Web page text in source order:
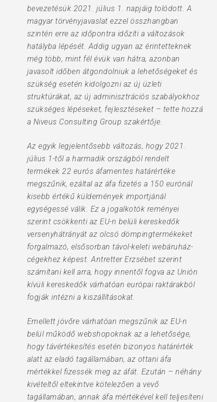
bevezetésük 2021. július 1. napjáig tolódott. A
magyar törvényjavaslat ezzel összhangban
szintén erre az időpontra időzíti a változások
hatályba lépését. Addig ugyan az érintetteknek
még több, mint fél évük van hátra, azonban
javasolt időben átgondolniuk a lehetőségeket és
szükség esetén kidolgozni az új üzleti
struktúrákat, az új adminisztrációs szabályokhoz
szükséges lépéseket, fejlesztéseket – tette hozzá
a Niveus Consulting Group szakértője.
Az egyik legjelentősebb változás, hogy 2021.
július 1-től a harmadik országból rendelt
termékek 22 eurós áfamentes határértéke
megszűnik, ezáltal az áfa fizetés a 150 eurónál
kisebb értékű küldemények importjánál
egységessé válik. Ez a jogalkotók reményei
szerint csökkenti az EU-n belüli kereskedők
versenyhátrányát az olcsó dömpingtermékeket
forgalmazó, elsősorban távol-keleti webáruház-
cégekhez képest. Antretter Erzsébet szerint
számítani kell arra, hogy innentől fogva az Unión
kívüli kereskedők várhatóan európai raktárakból
fogják intézni a kiszállításokat.
Emellett jövőre várhatóan megszűnik az EU-n
belül működő webshopoknak az a lehetősége,
hogy távértékesítés esetén bizonyos határérték
alatt az eladó tagállamában, az ottani áfa
mértékkel fizessék meg az áfát. Ezután – néhány
kivételtől eltekintve kötelezően a vevő
tagállamában, annak áfa mértékével kell teljesíteni